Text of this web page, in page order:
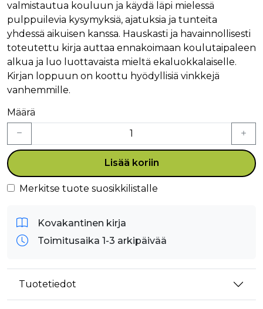
valmistautua kouluun ja käydä läpi mielessä
pulppuilevia kysymyksiä, ajatuksia ja tunteita
yhdessä aikuisen kanssa. Hauskasti ja havainnollisesti
toteutettu kirja auttaa ennakoimaan koulutaipaleen
alkua ja luo luottavaista mieltä ekaluokkalaiselle.
Kirjan loppuun on koottu hyödyllisiä vinkkejä
vanhemmille.
Määrä
Lisää koriin
Merkitse tuote suosikkilistalle
Kovakantinen kirja
Toimitusaika 1-3 arkipäivää
Tuotetiedot